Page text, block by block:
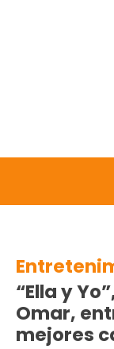
“Ella y
Omar,
mejores